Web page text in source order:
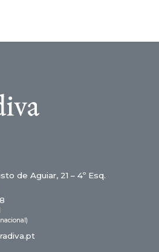
de Aguiar, 21 – 4º Esq.